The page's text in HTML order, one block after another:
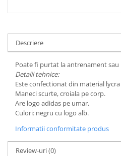
Descriere
Poate fi purtat la antrenament
Detalii tehnice:
Este confectionat din material
Maneci scurte, croiala pe corp.
Are logo adidas pe umar.
Culori: negru cu logo alb.
Informatii conformitate produs
Review-uri(0)